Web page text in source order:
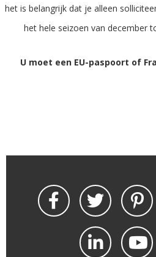
het is belangrijk dat je alleen
het hele seizoen van december
U moet een EU-paspoort of